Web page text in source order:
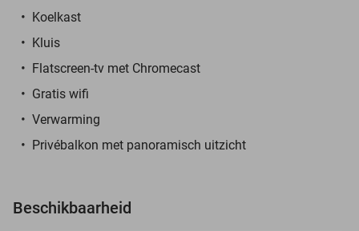
Koelkast
Kluis
Flatscreen-tv met Chromecast
Gratis wifi
Verwarming
Privébalkon met panoramisch uitzicht
Beschikbaarheid